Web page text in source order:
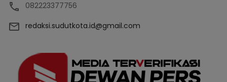
082223377756
redaksi.sudutkota.id@gmail.com